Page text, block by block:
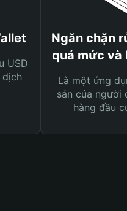
USD
dịch
Ngăn chặn
quá mức và
Là một ứng
sản của người
hàng đầu